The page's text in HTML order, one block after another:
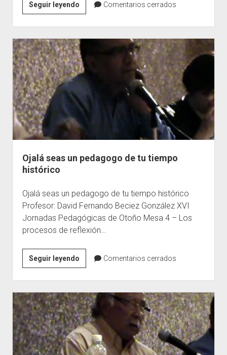
Seguir leyendoDe
PEDAGOGOS
a
pedagogos
Comentarios cerrados
Ojalá seas un pedagogo de tu tiempo
histórico
Ojalá seas un pedagogo de tu tiempo histórico
Profesor: David Fernando Beciez González XVI
Jornadas Pedagógicas de Otoño Mesa 4 – Los
procesos de reflexión…
Seguir leyendoOjalá
seas
un
pedagogo
de
tu
tiempo
histórico
Comentarios cerrados